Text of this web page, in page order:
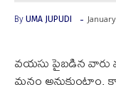
By UMA JUPUDI -
వయసు పైబడిన వారు